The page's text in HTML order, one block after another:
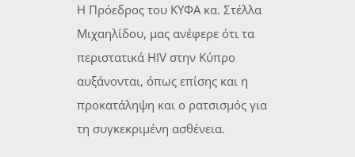
Η Πρόεδρος του ΚΥΦΑ κα. Στέλλα
Μιχαηλίδου, μας ανέφερε ότι τα
περιστατικά HIV στην Κύπρο
αυξάνονται, όπως επίσης και η
προκατάληψη και ο ρατσισμός για
τη συγκεκριμένη ασθένεια.